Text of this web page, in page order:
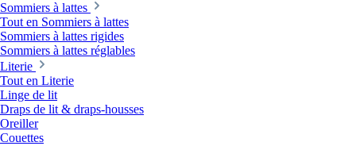
Sommiers à lattes
Tout en Sommiers à lattes
Sommiers à lattes rigides
Sommiers à lattes réglables
Literie
Tout en Literie
Linge de lit
Draps de lit & draps-housses
Oreiller
Couettes